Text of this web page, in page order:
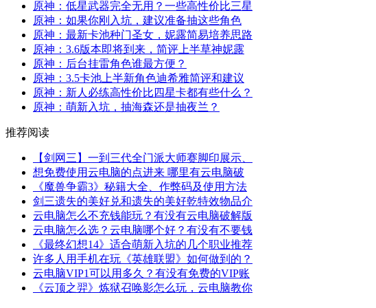
原神：低星武器完全无用？一些高性价比三星
原神：如果你刚入坑，建议准备抽这些角色
原神：最新卡池种门圣女，妮露简易培养思路
原神：3.6版本即将到来，简评上半草神妮露
原神：后台挂雷角色谁最方便？
原神：3.5卡池上半新角色迪希雅简评和建议
原神：新人必练高性价比四星卡都有些什么？
原神：萌新入坑，抽海森还是抽夜兰？
推荐阅读
【剑网三】一到三代全门派大师赛脚印展示、
想免费使用云电脑的点进来 哪里有云电脑破
《魔兽争霸3》秘籍大全、作弊码及使用方法
剑三遗失的美好兑和遗失的美好乾特效物品介
云电脑怎么不充钱能玩？有没有云电脑破解版
云电脑怎么选？云电脑哪个好？有没有不要钱
《最终幻想14》适合萌新入坑的几个职业推荐
许多人用手机在玩《英雄联盟》如何做到的？
云电脑VIP1可以用多久？有没有免费的VIP账
《云顶之羿》炼狱召唤影怎么玩，云电脑教你